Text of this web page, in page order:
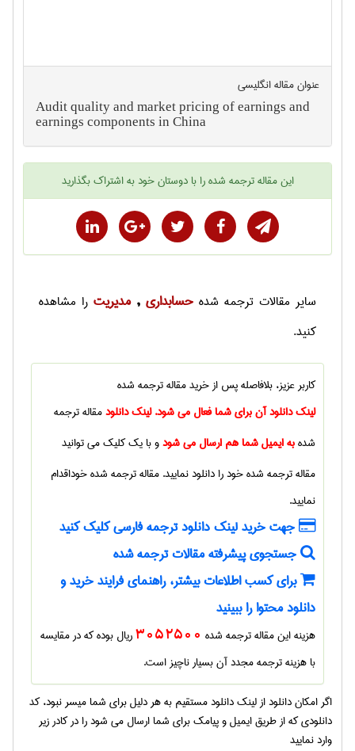
عنوان مقاله انگليسی
Audit quality and market pricing of earnings and
earnings components in China
اینمقاله ترجمه شدهرا با دوستان خود به اشتراک بگذارید
سایر مقالات ترجمه شده حسابداری ,مديريت را مشاهده
کنید.
کاربر عزیز، بلافاصله پس از خریدمقاله ترجمه شده
لینک دانلود آن برای شما فعال می شود. لینک دانلودمقاله ترجمه
شدهبه ایمیل شما هم ارسال می شودو با یک کلیک می توانید
مقاله ترجمه شدهخود را دانلود نمایید.مقاله ترجمه شدهخوداقدام
نمایید.
جهت خرید لینک دانلود ترجمه فارسی کلیک کنید
جستجوی پیشرفته مقالات ترجمه شده
برای کسب اطلاعات بیشتر، راهنمای فرایند خرید و
دانلود محتوا را ببینید
هزینه این مقاله ترجمه شده 3052500ریال بوده که در مقایسه
با هزینه ترجمه مجدد آن بسیار ناچیز است.
اگر امکان دانلود از لینک دانلود مستقیم به هر دلیل برای شما میسر نبود، کد
دانلودی که از طریق ایمیل و پیامک برای شما ارسال می شود را در کادر زیر
وارد نمایید